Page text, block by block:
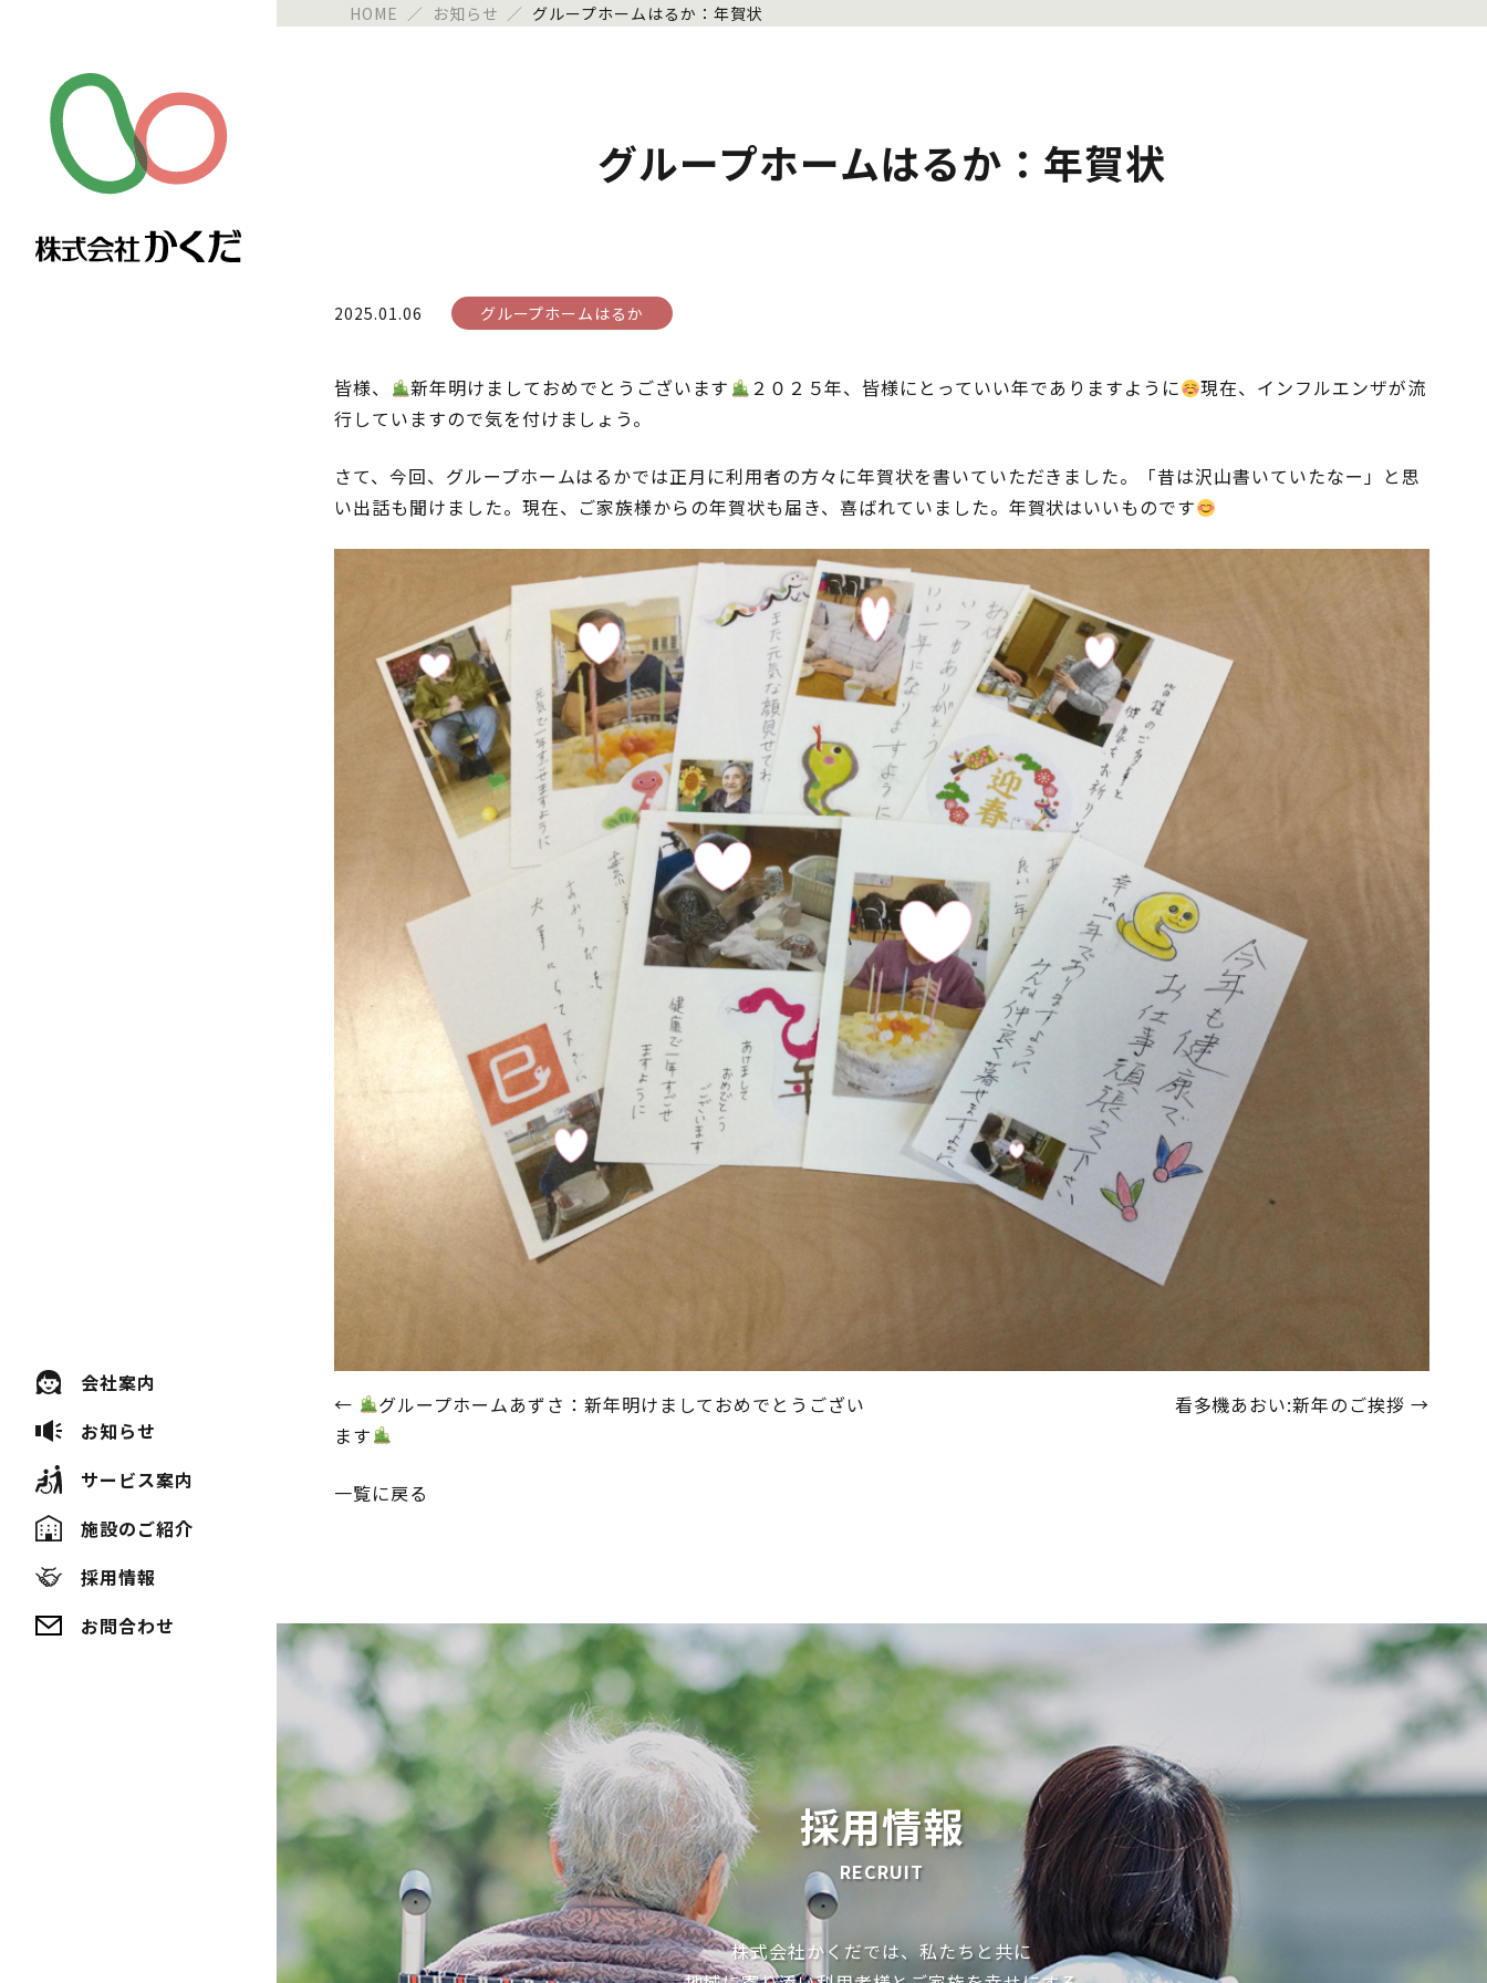
会社案内
お知らせ
サービス案内
施設のご紹介
採用情報
お問合わせ
HOME ／ お知らせ ／ グループホームはるか：年賀状
グループホームはるか：年賀状
2025.01.06 グループホームはるか
皆様、 新年明けましておめでとうございます ２０２５年、皆様にとっていい年でありますように
現在、インフルエンザが流
行していますので気を付けましょう。
さて、今回、グループホームはるかでは正月に利用者の方々に年賀状を書いていただきました。「昔は沢山書いていたなー」と思
い出話も聞けました。現在、ご家族様からの年賀状も届き、喜ばれていました。年賀状はいいものです
投
稿
ナ
ー
シ
ン
←
グループホームあずさ：新年明けましておめでとうござい
ます
看多機あおい:新年のご挨拶 →
一覧に戻る
採用情報
RECRUIT
株式会社かくだでは、私たちと共に